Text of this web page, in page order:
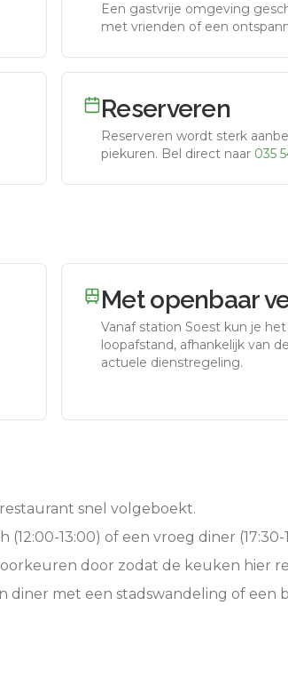
Een gastvrije omgeving
met vrienden of een
Reserveren
Reserveren wordt sterk
piekuren. Bel direct naar 035
Met openbaar
Vanaf station Soest kun je
loopafstand, afhankelijk van
actuele dienstregeling.
snel volgeboekt.
13:00) of een vroeg diner (17:30-
door zodat de keuken hier
diner met een stadswandeling of een